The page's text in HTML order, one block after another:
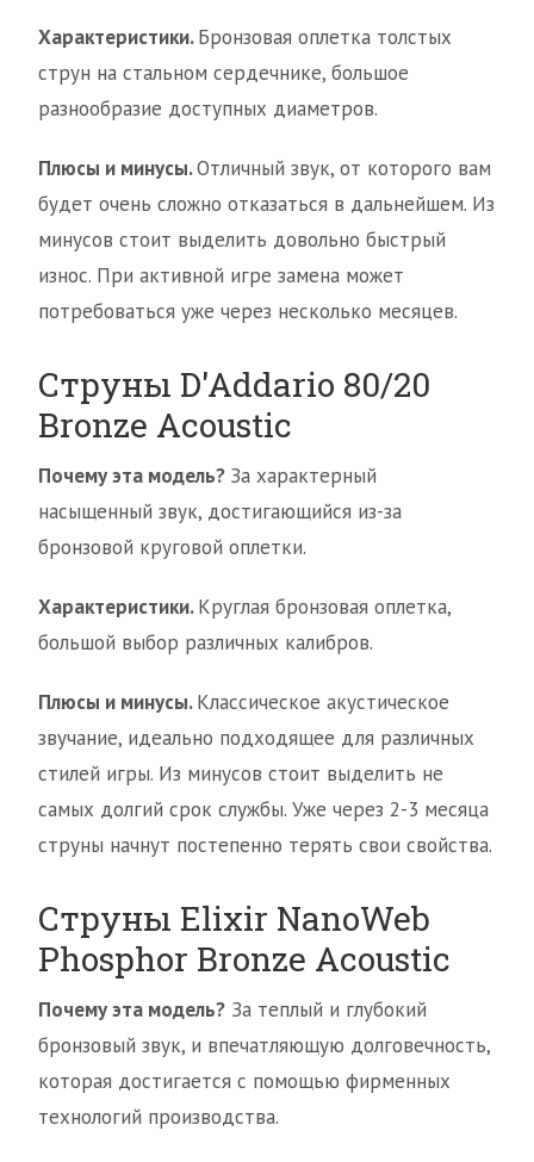
Характеристики.Бронзовая оплетка толстых
струн на стальном сердечнике, большое
разнообразие доступных диаметров.
Плюсы и минусы.Отличный звук, от которого вам
будет очень сложно отказаться в дальнейшем. Из
минусов стоит выделить довольно быстрый
износ. При активной игре замена может
потребоваться уже через несколько месяцев.
Струны D'Addario 80/20
Bronze Acoustic
Почему эта модель? За характерный
насыщенный звук, достигающийся из-за
бронзовой круговой оплетки.
Характеристики.Круглая бронзовая оплетка,
большой выбор различных калибров.
Плюсы и минусы.Классическое акустическое
звучание, идеально подходящее для различных
стилей игры. Из минусов стоит выделить не
самых долгий срок службы. Уже через 2-3 месяца
струны начнут постепенно терять свои свойства.
Струны Elixir NanoWeb
Phosphor Bronze Acoustic
Почему эта модель? За теплый и глубокий
бронзовый звук, и впечатляющую долговечность,
которая достигается с помощью фирменных
технологий производства.